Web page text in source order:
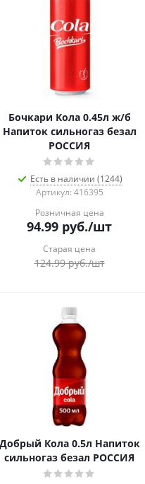
Бочкари Кола 0.45л ж/б
Напиток сильногаз безал
РОССИЯ
Есть в наличии (1244)
Артикул: 416395
Розничная цена
94.99 руб./шт
Старая цена
124.99руб./шт
Добрый Кола 0.5л Напиток
сильногаз безал РОССИЯ